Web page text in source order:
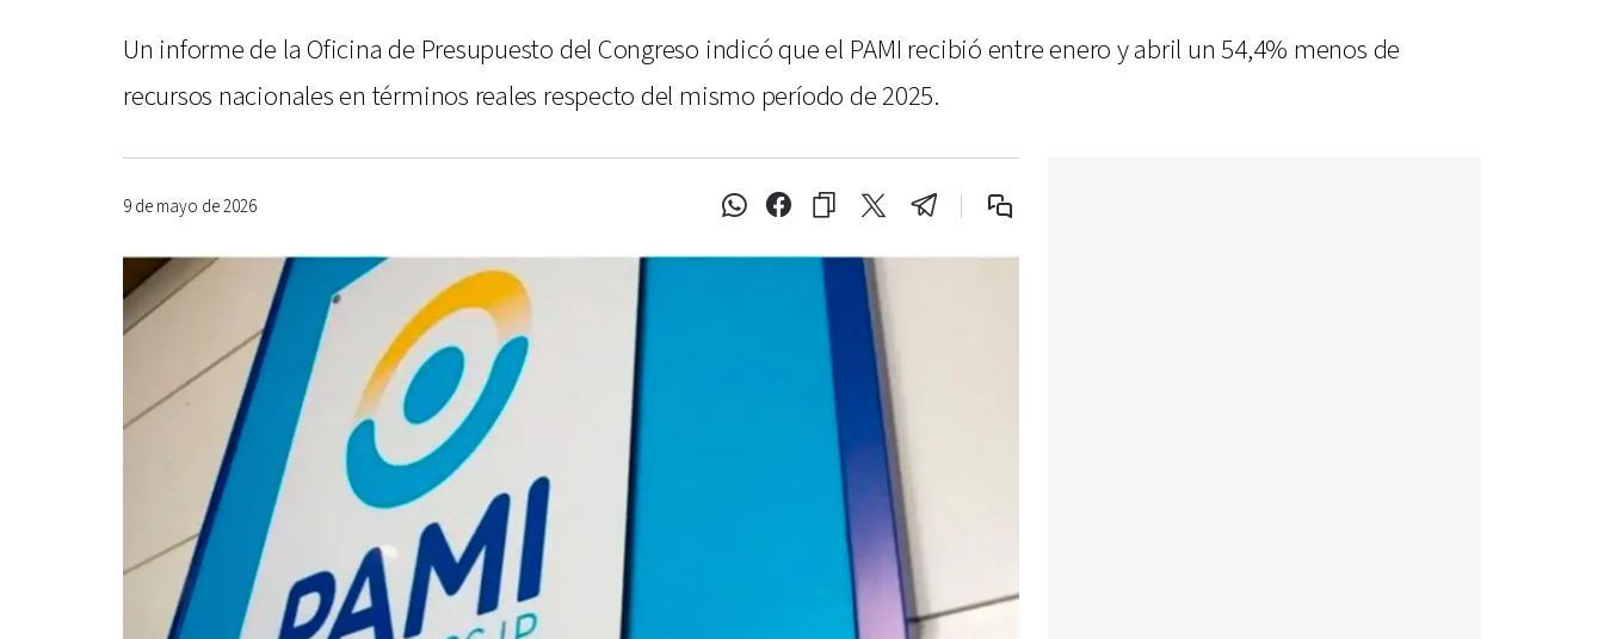
Un informe de la Oficina de Presupuesto del Congreso indicó que el PAMI recibió entre enero y abril un 54,4% menos de
recursos nacionales en términos reales respecto del mismo período de 2025.
9 de mayo de 2026